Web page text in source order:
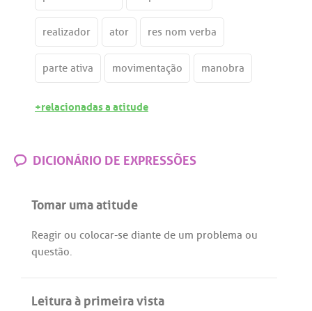
realizador ator res nom verba
parte ativa movimentação manobra
+relacionadas a atitude
DICIONÁRIO DE EXPRESSÕES
Tomar uma atitude
Reagir ou colocar-se diante de um problema ou
questão.
Leitura à primeira vista